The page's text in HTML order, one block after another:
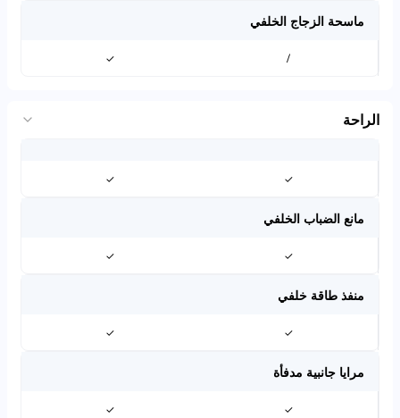
ماسحة الزجاج الخلفي
/
✓
الراحة
✓
✓
مانع الضباب الخلفي
✓
✓
منفذ طاقة خلفي
✓
✓
مرايا جانبية مدفأة
✓
✓